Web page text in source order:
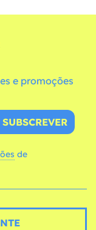
e promoções
SUBSCREVER